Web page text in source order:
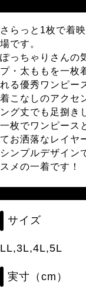
さらっと1枚で着
場です。
ぽっちゃりさんの
プ・太ももを一枚
れる優秀ワンピー
着こなしのアクセ
ング丈でも足捌き
一枚でワンピース
てお洒落なレイヤ
シンプルデザイン
スメの一着です！
サイズ
LL,3L,4L,5L
実寸（cm）